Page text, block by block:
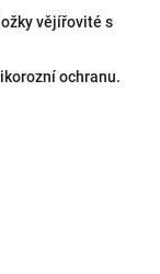
vějířovité s
ochranu.